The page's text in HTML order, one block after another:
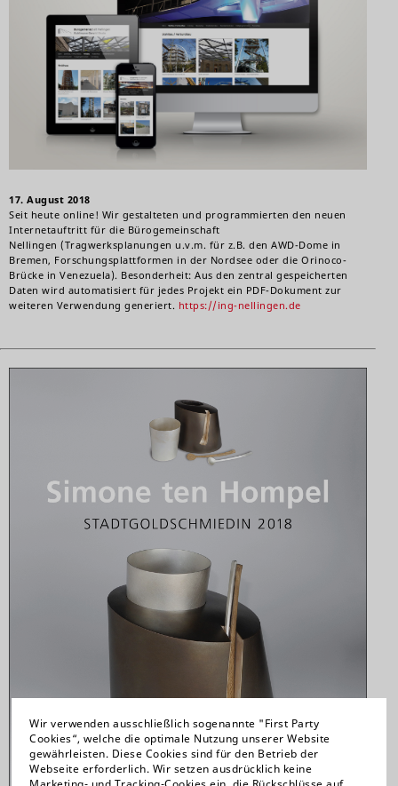
17. August 2018
Seit heute online! Wir gestalteten und programmierten den neuen
Internetauftritt für die Bürogemeinschaft
Nellingen (Tragwerksplanungen u.v.m. für z.B. den AWD-Dome in
Bremen, Forschungsplattformen in der Nordsee oder die Orinoco-
Brücke in Venezuela). Besonderheit: Aus den zentral gespeicherten
Daten wird automatisiert für jedes Projekt ein PDF-Dokument zur
weiteren Verwendung generiert. https://ing-nellingen.de
Wir verwenden ausschließlich sogenannte "First Party
Cookies“, welche die optimale Nutzung unserer Website
gewährleisten. Diese Cookies sind für den Betrieb der
Webseite erforderlich. Wir setzen ausdrücklich keine